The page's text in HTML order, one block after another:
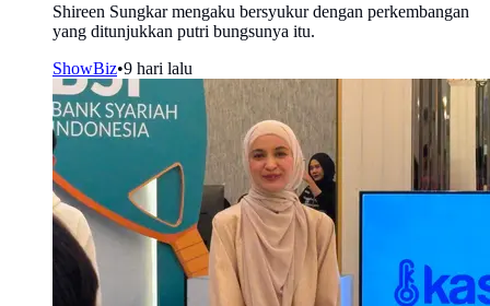
Shireen Sungkar mengaku bersyukur dengan perkembangan
yang ditunjukkan putri bungsunya itu.
ShowBiz•9 hari lalu